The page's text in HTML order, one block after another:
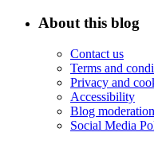
About this blog
Contact us
Terms and
Privacy and
Accessibility
Blog
Social Media